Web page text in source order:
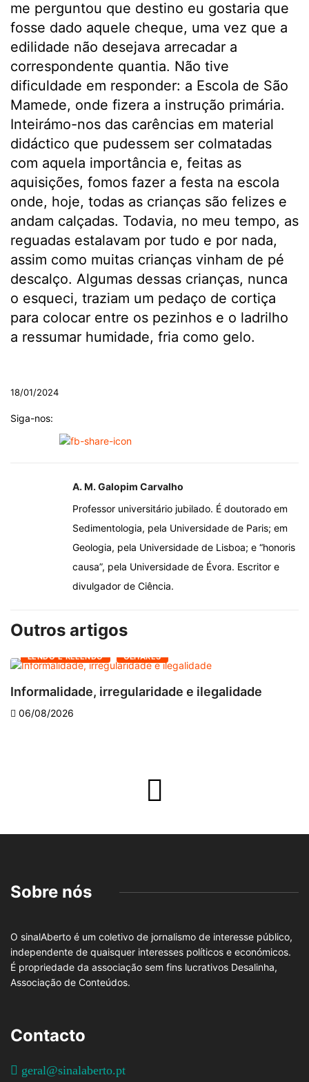
me perguntou que destino eu gostaria que
fosse dado aquele cheque, uma vez que a
edilidade não desejava arrecadar a
correspondente quantia. Não tive
dificuldade em responder: a Escola de São
Mamede, onde fizera a instrução primária.
Inteirámo-nos das carências em material
didáctico que pudessem ser colmatadas
com aquela importância e, feitas as
aquisições, fomos fazer a festa na escola
onde, hoje, todas as crianças são felizes e
andam calçadas. Todavia, no meu tempo, as
reguadas estalavam por tudo e por nada,
assim como muitas crianças vinham de pé
descalço. Algumas dessas crianças, nunca
o esqueci, traziam um pedaço de cortiça
para colocar entre os pezinhos e o ladrilho
a ressumar humidade, fria como gelo.
18/01/2024
Siga-nos:
A. M. Galopim Carvalho
Professor universitário jubilado. É doutorado em
Sedimentologia, pela Universidade de Paris; em
Geologia, pela Universidade de Lisboa; e “honoris
causa”, pela Universidade de Évora. Escritor e
divulgador de Ciência.
Outros artigos
LENDO E RELENDO OLHARES
Informalidade, irregularidade e ilegalidade
06/08/2026
Sobre nós
O sinalAberto é um coletivo de jornalismo de interesse público,
independente de quaisquer interesses políticos e económicos.
É propriedade da associação sem fins lucrativos Desalinha,
Associação de Conteúdos.
Contacto
geral@sinalaberto.pt